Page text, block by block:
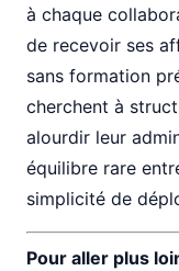
à chaque
de recevoir ses
sans formation
cherchent à
alourdir leur
équilibre rare
simplicité de
Pour aller plus